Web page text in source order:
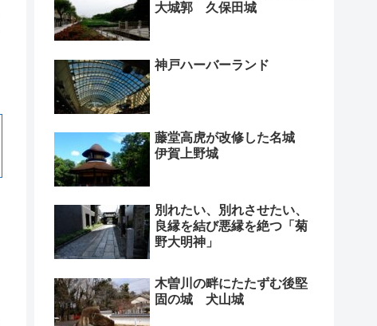
大城郭 久保田城
神戸ハーバーランド
藤堂高虎が改修した名城
伊賀上野城
別れたい、別れさせたい、
良縁を結び悪縁を絶つ「菊
野大明神」
木曽川の畔にたたずむ後堅
固の城 犬山城